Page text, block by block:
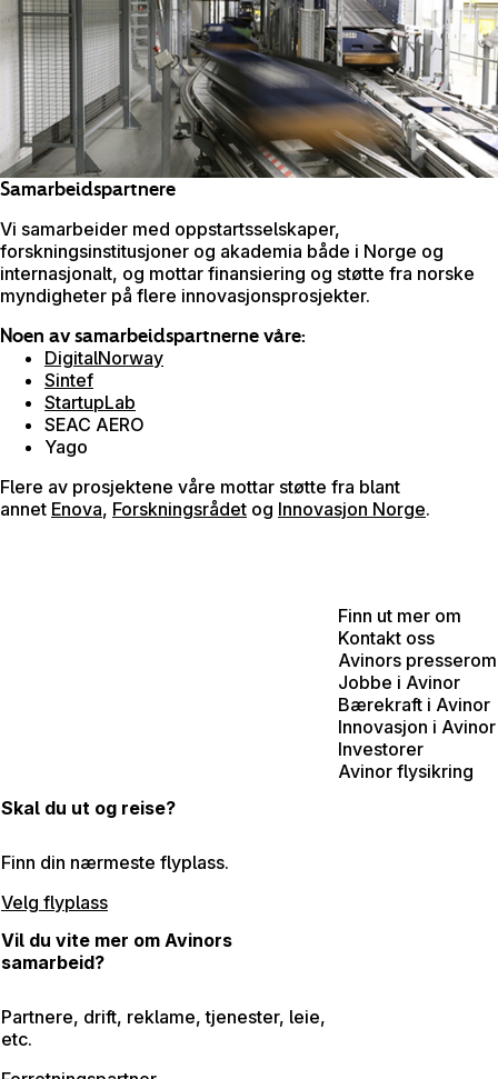
Samarbeidspartnere
Vi samarbeider med oppstartsselskaper,
forskningsinstitusjoner og akademia både i Norge og
internasjonalt, og mottar finansiering og støtte fra norske
myndigheter på flere innovasjonsprosjekter.
Noen av samarbeidspartnerne våre:
DigitalNorway
Sintef
StartupLab
SEAC AERO
Yago
Flere av prosjektene våre mottar støtte fra blant
annet Enova, Forskningsrådet og Innovasjon Norge.
Finn ut mer om
Kontakt oss
Avinors presserom
Jobbe i Avinor
Bærekraft i Avinor
Innovasjon i Avinor
Investorer
Avinor flysikring
Skal du ut og reise?
Finn din nærmeste flyplass.
Velg flyplass
Vil du vite mer om Avinors
samarbeid?
Partnere, drift, reklame, tjenester, leie,
etc.